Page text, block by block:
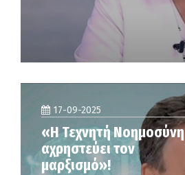
17-09-2025
«Η Τεχνητή Νοημοσύνη
αχρηστεύει τον
μαρξισμό»!